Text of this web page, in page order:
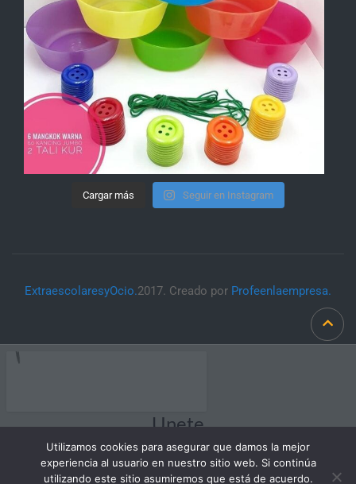
Cargar más Seguir en Instagram
ExtraescolaresyOcio.2017. Creado por Profeenlaempresa.
Unete
Utilizamos cookies para asegurar que damos la mejor
experiencia al usuario en nuestro sitio web. Si continúa
utilizando este sitio asumiremos que está de acuerdo.